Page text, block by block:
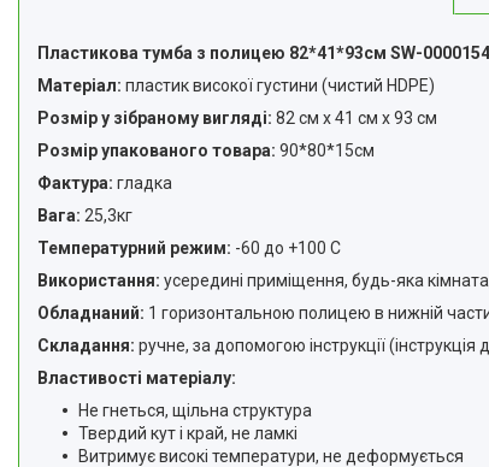
Пластикова тумба з полицею 82*41*93см SW-
Матеріал: пластик високої густини (чистий HDPE)
Розмір у зібраному вигляді: 82 см х 41 см х 93 см
Розмір упакованого товара: 90*80*15см
Фактура: гладка
Вага: 25,3кг
Температурний режим: -60 до +100 С
Використання: усередині приміщення, будь-яка
Обладнаний: 1 горизонтальною полицею в нижній
Складання: ручне, за допомогою інструкції
Властивості матеріалу:
Не гнеться, щільна структура
Твердий кут і край, не ламкі
Витримує високі температури, не деформується